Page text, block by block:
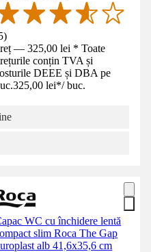
)
— 325,00 lei * Toate
conțin TVA și
DEEE și DBA pe
325,00 lei*/ buc.
WC cu închidere lentă
slim Roca The Gap
alb 41,6x35,6 cm